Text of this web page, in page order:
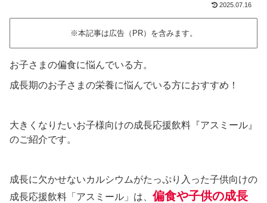
2025.07.16
※本記事は広告（PR）を含みます。
お子さまの偏食に悩んでいる方。
成長期のお子さまの栄養に悩んでいる方におすすめ！
大きくなりたいお子様向けの成長応援飲料『アスミール』
のご紹介です。
成長に欠かせないカルシウムがたっぷり入った子供向けの
成長応援飲料「アスミール」は、偏食や子供の成長